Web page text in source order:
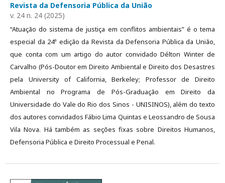
Revista da Defensoria Pública da União
v. 24 n. 24 (2025)
“Atuação do sistema de justiça em conflitos ambientais” é o tema
especial da 24ª edição da Revista da Defensoria Pública da União,
que conta com um artigo do autor convidado Délton Winter de
Carvalho (Pós-Doutor em Direito Ambiental e Direito dos Desastres
pela University of California, Berkeley; Professor de Direito
Ambiental no Programa de Pós-Graduação em Direito da
Universidade do Vale do Rio dos Sinos - UNISINOS), além do texto
dos autores convidados Fábio Lima Quintas e Leossandro de Sousa
Vila Nova. Há também as seções fixas sobre Direitos Humanos,
Defensoria Pública e Direito Processual e Penal.